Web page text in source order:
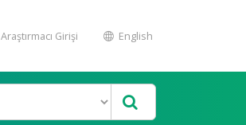
Araştırmacı Girişi English